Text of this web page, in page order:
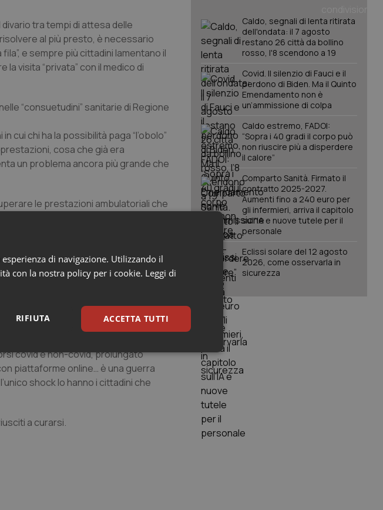
tra tempi di attesa delle
al più presto, è necessario
e sempre più cittadini lamentano il
visita “privata” con il medico di
“consuetudini” sanitarie di Regione
cui chi ha la possibilità paga “l’obolo”
cosa che già era
un problema ancora più grande che
le prestazioni ambulatoriali che
sarà messo nelle stesse condizioni
totalmente la possibilità per i
post-emergenza, è necessario però
rimandate per i mesi
pubbliche, andrebbero previste
covid e non-covid, prolungato
piattaforme online… è una guerra
shock lo hanno i cittadini che
a curarsi.
Caldo, segnali di lenta ritirata
dell'ondata: il 7 agosto
restano 26 città da bollino
rosso, l'8 scendono a 19
Covid. Il silenzio di Fauci e il
perdono di Biden. Ma il Quinto
Emendamento non è
un’ammissione di colpa
Caldo estremo, FADOI:
“Sopra i 40 gradi il corpo può
non riuscire più a disperdere
il calore”
Comparto Sanità. Firmato il
contratto 2025-2027.
Aumenti fino a 240 euro per
gli infermieri, arriva il capitolo
sull'IA e nuove tutele per il
personale
Eclissi solare del 12 agosto
2026, come osservarla in
sicurezza
di navigazione. Utilizzando il
con la nostra policy per i cookie. Leggi di
ACCETTA TUTTI
RIFIUTA
Marketing
funzionalità di base quali la navigazione sulle pagine
correttamente senza questi cookie.